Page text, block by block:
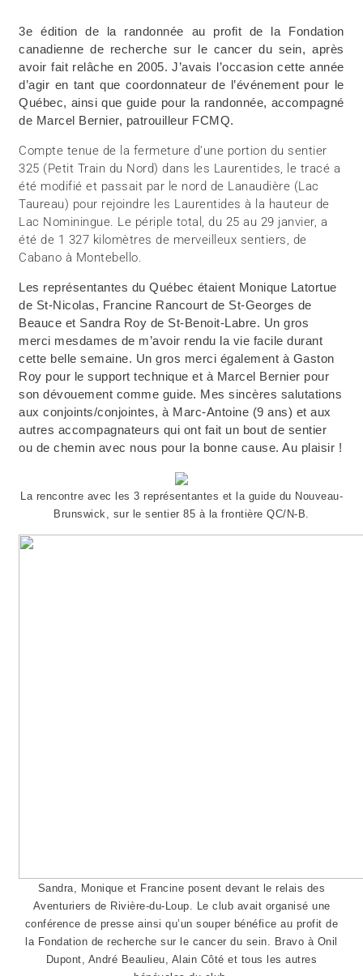
3e édition de la randonnée au profit de la Fondation
canadienne de recherche sur le cancer du sein, après
avoir fait relâche en 2005. J’avais l’occasion cette année
d’agir en tant que coordonnateur de l’événement pour le
Québec, ainsi que guide pour la randonnée, accompagné
de Marcel Bernier, patrouilleur FCMQ.
Compte tenue de la fermeture d’une portion du sentier
325 (Petit Train du Nord) dans les Laurentides, le tracé a
été modifié et passait par le nord de Lanaudière (Lac
Taureau) pour rejoindre les Laurentides à la hauteur de
Lac Nominingue. Le périple total, du 25 au 29 janvier, a
été de 1 327 kilomètres de merveilleux sentiers, de
Cabano à Montebello.
Les représentantes du Québec étaient Monique Latortue
de St-Nicolas, Francine Rancourt de St-Georges de
Beauce et Sandra Roy de St-Benoit-Labre. Un gros
merci mesdames de m’avoir rendu la vie facile durant
cette belle semaine. Un gros merci également à Gaston
Roy pour le support technique et à Marcel Bernier pour
son dévouement comme guide. Mes sincères salutations
aux conjoints/conjointes, à Marc-Antoine (9 ans) et aux
autres accompagnateurs qui ont fait un bout de sentier
ou de chemin avec nous pour la bonne cause. Au plaisir !
La rencontre avec les 3 représentantes et la guide du Nouveau-
Brunswick, sur le sentier 85 à la frontière QC/N-B.
Sandra, Monique et Francine posent devant le relais des
Aventuriers de Rivière-du-Loup. Le club avait organisé une
conférence de presse ainsi qu’un souper bénéfice au profit de
la Fondation de recherche sur le cancer du sein. Bravo à Onil
Dupont, André Beaulieu, Alain Côté et tous les autres